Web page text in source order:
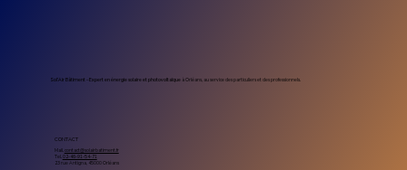
Sol’Air Bâtiment – Expert en énergie solaire et photovoltaïqueà Orléans, au service des particuliers et des professionnels.
CONTACT
Mail.contact@solairbatiment.fr
Tel.02-46-91-54-71
23 rue Antigna, 45000 Orléans